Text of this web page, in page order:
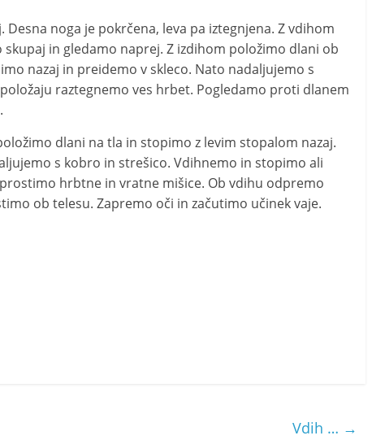
noga je pokrčena, leva pa iztegnjena. Z vdihom
in gledamo naprej. Z izdihom položimo dlani ob
nazaj in preidemo v skleco. Nato nadaljujemo s
raztegnemo ves hrbet. Pogledamo proti dlanem
dlani na tla in stopimo z levim stopalom nazaj.
s kobro in strešico. Vdihnemo in stopimo ali
hrbtne in vratne mišice. Ob vdihu odpremo
ob telesu. Zapremo oči in začutimo učinek vaje.
Vdih … →